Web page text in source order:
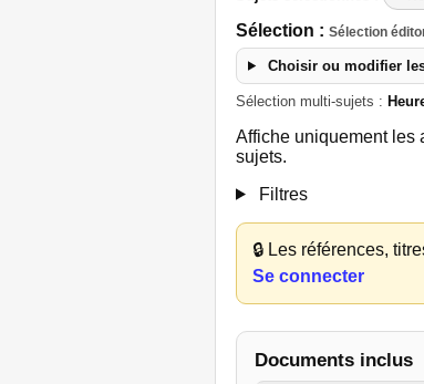
Sélection : Sélection
Choisir ou modifier
Sélection multi-sujets :
Affiche uniquement les
sujets.
Filtres
🔒 Les références,
Se connecter
Documents inclus